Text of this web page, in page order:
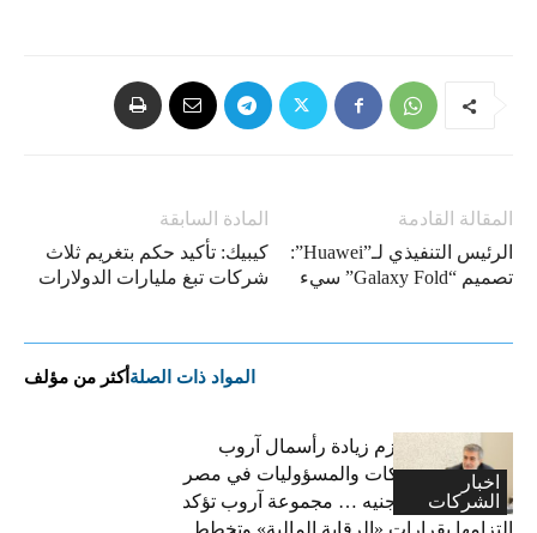
المادة السابقة
كيبيك: تأكيد حكم بتغريم ثلاث
شركات تبغ مليارات الدولارات
المقالة القادمة
الرئيس التنفيذي لـ”Huawei”:
تصميم “Galaxy Fold” سيء
المواد ذات الصلة أكثر من مؤلف
اخبار
الشركات
فاتح بكداش:نعتزم زيادة رأسمال آروب
لتأمينات الممتلكات والمسؤوليات في مصر
إلى 600 مليون جنيه … مجموعة آروب تؤكد
التزامها بقرارات «الرقابة المالية» وتخطط